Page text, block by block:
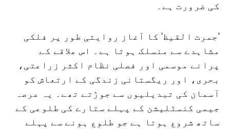
کی ضرورت ہے۔
'جمرت القیظ' کا آغاز روایتی طور پر فلکی
مشاہدے سے منسلک ہوتا ہے۔ اس علاقے کے
پرانے موسمی اور فصلی نظام اکثر زراعتی،
بحری، اور ریگستانی زندگی کے ارتعاش کو
آسمان کی تبدیلیوں سے جوڑتے تھے۔ یہ عرصہ
جیمی کنسٹلیشن کے پہلے ستارے کی طلوعی کے
ساتھ شروع ہوتا ہے جو طلوع ہونے سے پہلے